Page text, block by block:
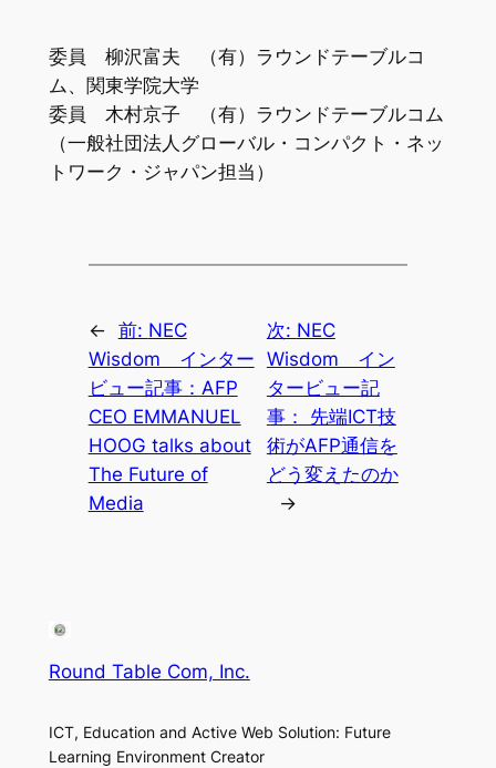
委員 柳沢富夫 （有）ラウンドテーブルコ
ム、関東学院大学
委員 木村京子 （有）ラウンドテーブルコム
（一般社団法人グローバル・コンパクト・ネッ
トワーク・ジャパン担当）
← 前: NEC
Wisdom インター
ビュー記事：AFP
CEO EMMANUEL
HOOG talks about
The Future of
Media
次: NEC
Wisdom イン
タービュー記
事： 先端ICT技
術がAFP通信を
どう変えたのか
→
Round Table Com, Inc.
ICT, Education and Active Web Solution: Future
Learning Environment Creator